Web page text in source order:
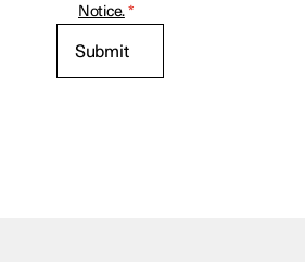
Notice. *
Submit